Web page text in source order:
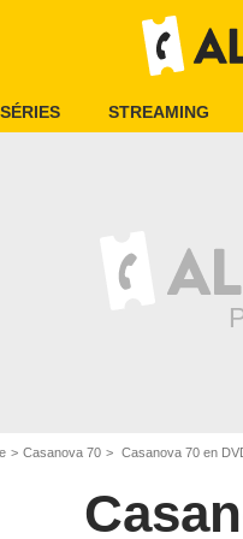
SÉRIES STREAMING
Casanova 70 Casanova 70 en